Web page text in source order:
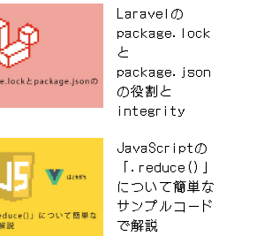
Laravelの
package.lock
と
package.json
の役割と
integrity
JavaScriptの
「.reduce()」
について簡単な
サンプルコード
で解説